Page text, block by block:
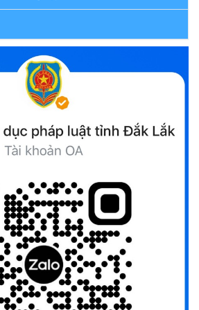
pháp luật tỉnh Đắk Lắk
vận động “Toàn dân rèn luyện
Bác Hồ vĩ đại” giai đoạn 2026-2030
Việt Nam tỉnh kêu gọi vận động
phục thiệt hại do bão số 10 gây ra
KHUYẾN CÁO NGƯỜI DÂN TĂNG
BỆNH TẢ
bố thủ tục hành chính đủ điều kiện
toàn trình, một phần trên môi trường